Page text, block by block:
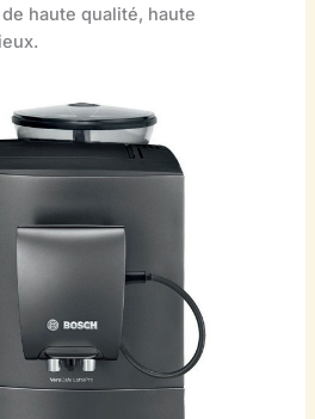
haute qualité, haute